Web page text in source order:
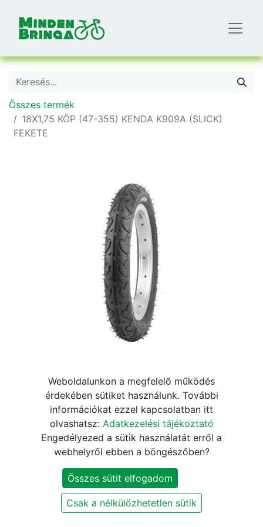
Összes termék
18X1,75 KÖP (47-355) KENDA K909A (SLICK)
FEKETE
18X1,75 KÖP (47-355) KENDA
K909A (SLICK) FEKETE
2.200Ft 2.590 Ft
KOSÁRBA
Weboldalunkon a megfelelő működés
érdekében sütiket használunk. További
információkat ezzel kapcsolatban itt
olvashatsz: Adatkezelési tájékoztató
Engedélyezed a sütik használatát erről a
webhelyről ebben a böngészőben?
Összes sütit elfogadom
Csak a nélkülözhetetlen sütik